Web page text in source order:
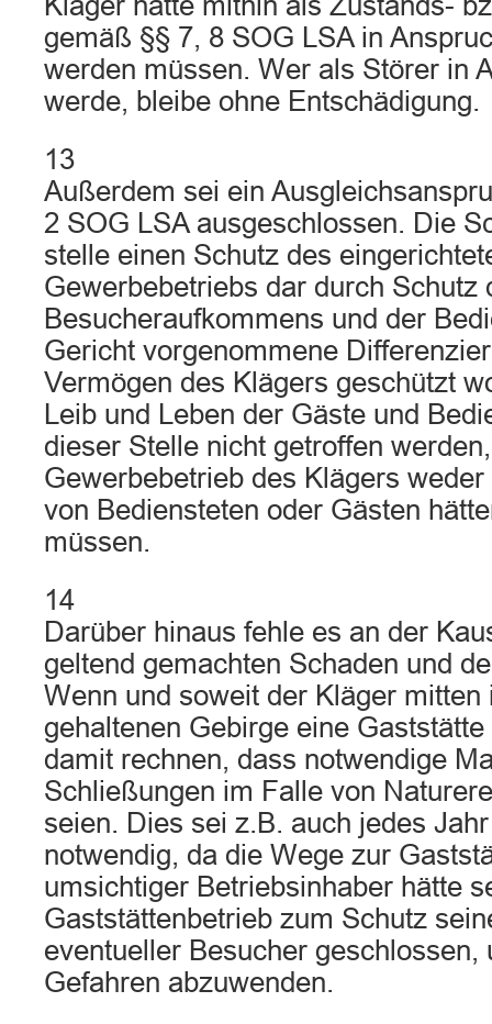
gemäß §§ 7, 8 SOG LSA in
werden müssen. Wer als Störer in
werde, bleibe ohne Entschädigung.
13
Außerdem sei ein
2 SOG LSA ausgeschlossen. Die
stelle einen Schutz des
Gewerbebetriebs dar durch Schutz
Besucheraufkommens und der
Gericht vorgenommene
Vermögen des Klägers geschützt
Leib und Leben der Gäste und
dieser Stelle nicht getroffen
Gewerbebetrieb des Klägers
von Bediensteten oder Gästen
müssen.
14
Darüber hinaus fehle es an der
geltend gemachten Schaden und
Wenn und soweit der Kläger mitten
gehaltenen Gebirge eine
damit rechnen, dass notwendige
Schließungen im Falle von
seien. Dies sei z.B. auch jedes
notwendig, da die Wege zur
umsichtiger Betriebsinhaber hätte
Gaststättenbetrieb zum Schutz
eventueller Besucher geschlossen,
Gefahren abzuwenden.